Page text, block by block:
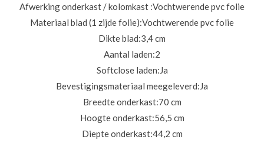
Afwerking onderkast / kolomkast :Vochtwerende pvc folie
Materiaal blad (1 zijde folie):Vochtwerende pvc folie
Dikte blad:3,4 cm
Aantal laden:2
Softclose laden:Ja
Bevestigingsmateriaal meegeleverd:Ja
Breedte onderkast:70 cm
Hoogte onderkast:56,5 cm
Diepte onderkast:44,2 cm